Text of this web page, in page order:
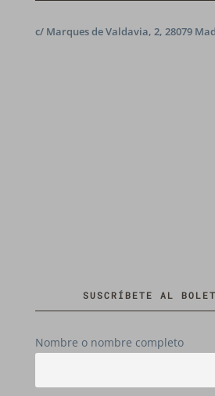
c/ Marques de Valdavia, 2, 28079
SUSCRÍBETE AL
Nombre o nombre completo